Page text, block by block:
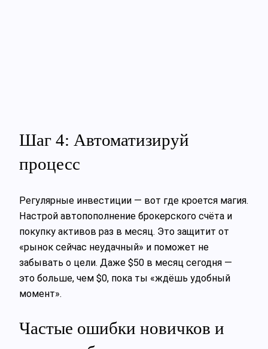
Шаг 4: Автоматизируй
процесс
Регулярные инвестиции — вот где кроется магия.
Настрой автопополнение брокерского счёта и
покупку активов раз в месяц. Это защитит от
«рынок сейчас неудачный» и поможет не
забывать о цели. Даже $50 в месяц сегодня —
это больше, чем $0, пока ты «ждёшь удобный
момент».
Частые ошибки новичков и